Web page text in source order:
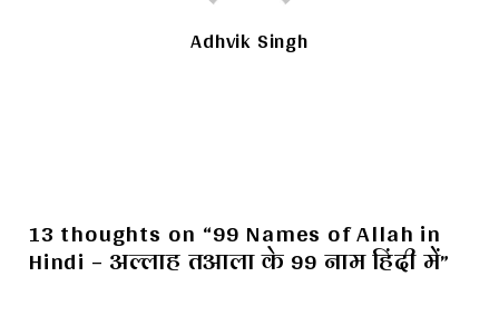
Adhvik Singh
13 thoughts on “99 Names of Allah in
Hindi – अल्लाह तआला के 99 नाम हिंदी में”